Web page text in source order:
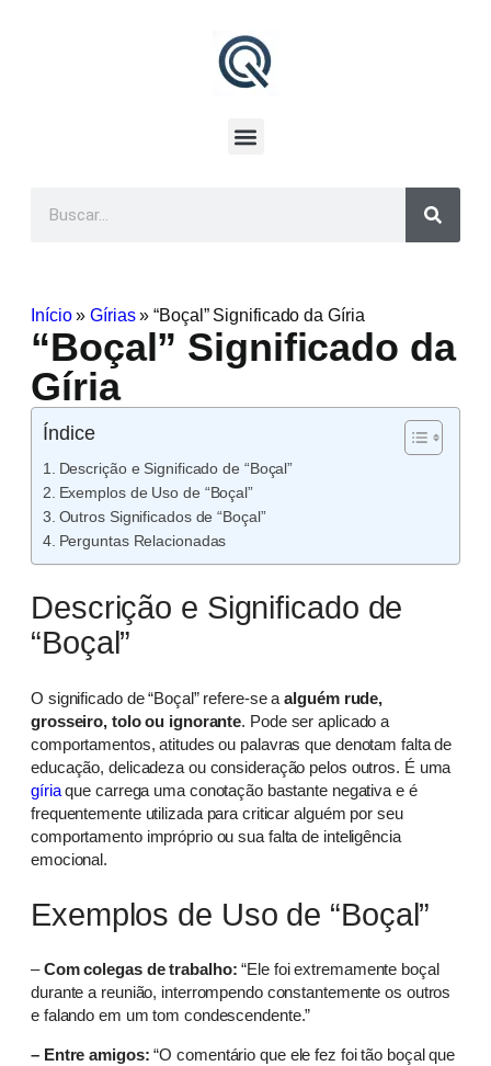
Início»Gírias»“Boçal” Significado da Gíria
“Boçal” Significado da
Gíria
Índice
Descrição e Significado de “Boçal”
Exemplos de Uso de “Boçal”
Outros Significados de “Boçal”
Perguntas Relacionadas
Descrição e Significado de
“Boçal”
O significado de “Boçal” refere-se aalguém rude,
grosseiro, tolo ou ignorante. Pode ser aplicado a
comportamentos, atitudes ou palavras que denotam falta de
educação, delicadeza ou consideração pelos outros. É uma
gíriaque carrega uma conotação bastante negativa e é
frequentemente utilizada para criticar alguém por seu
comportamento impróprio ou sua falta de inteligência
emocional.
Exemplos de Uso de “Boçal”
–Com colegas de trabalho:“Ele foi extremamente boçal
durante a reunião, interrompendo constantemente os outros
e falando em um tom condescendente.”
– Entre amigos:“O comentário que ele fez foi tão boçal que